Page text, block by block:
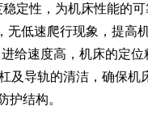
定性，为机床性能的可
低速爬行现象，提高
给速度高，机床的定位
导轨的清洁，确保机
护结构。